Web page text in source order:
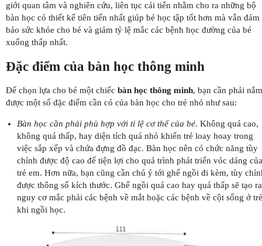
giới quan tâm và nghiên cứu, liên tục cải tiến nhằm cho ra những bộ
bàn học có thiết kế tiên tiến nhất giúp bé học tập tốt hơn mà vẫn đảm
bảo sức khỏe cho bé và giảm tỷ lệ mắc các bệnh học đường của bé
xuống thấp nhất.
Đặc điểm của bàn học thông minh
Để chọn lựa cho bé một chiếc bàn học thông minh, bạn cần phải nắm
được một số đặc điểm cần có của bàn học cho trẻ nhỏ như sau:
Bàn học cần phải phù hợp với tỉ lệ cơ thể của bé. Không quá cao,
không quá thấp, hay diện tích quá nhỏ khiến trẻ loay hoay trong
việc sắp xếp và chứa đựng đồ đạc. Bàn học nên có chức năng tùy
chỉnh được độ cao để tiện lợi cho quá trình phát triển vóc dáng của
trẻ em. Hơn nữa, bạn cũng cần chú ý tới ghế ngồi đi kèm, tùy
được thông số kích thước. Ghế ngồi quá cao hay quá thấp sẽ tạo ra
nguy cơ mắc phải các bệnh về mắt hoặc các bệnh về cột sống ở trẻ
khi ngồi học.